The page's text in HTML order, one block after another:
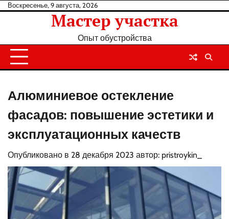
Перейти
Воскресенье, 9 августа, 2026
Мастер участка
Опыт обустройства
Алюминиевое остекление
фасадов: повышение эстетики и
эксплуатационных качеств
Опубликовано в 28 декабря 2023 автор: pristroykin_